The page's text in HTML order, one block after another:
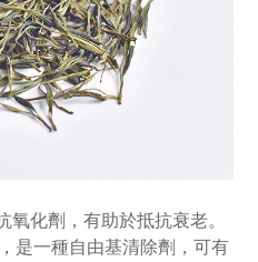
氧化劑，有助於抵抗衰老。
是一種自由基清除劑，可有